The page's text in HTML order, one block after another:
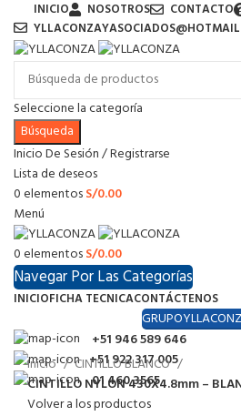
INICIO NOSOTROS CONTACTO
Seleccione la categoría
Búsqueda
Inicio De Sesión / Registrarse
Lista de deseos
0elementosS/0.00
Menú
0elementosS/0.00
Navegar Por Las Categorías
INICIOFICHA TECNICACONTÁCTENOS
+51 946 589 646
+51 922 317 005
01 460 3565
Inicio
CINTILLO BLANCO
CINTILLO NYLON 430X4.8mm –
Volver a los productos